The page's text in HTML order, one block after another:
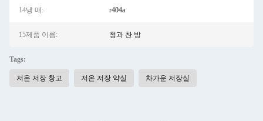
14냉 매: r404a
15제품 이름: 청과 찬 방
Tags:
저온 저장 창고 저온 저장 약실 차가운 저장실